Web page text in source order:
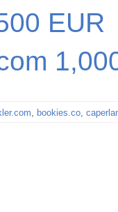
EUR
, bookies.co,